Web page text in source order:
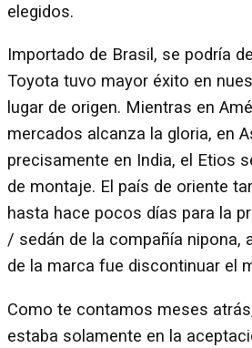
elegidos.
Importado de Brasil, se podría
Toyota tuvo mayor éxito en
lugar de origen. Mientras en
mercados alcanza la gloria, en
precisamente en India, el Etios
de montaje. El país de oriente
hasta hace pocos días para la
/ sedán de la compañía nipona,
de la marca fue discontinuar el
Como te contamos meses
estaba solamente en la